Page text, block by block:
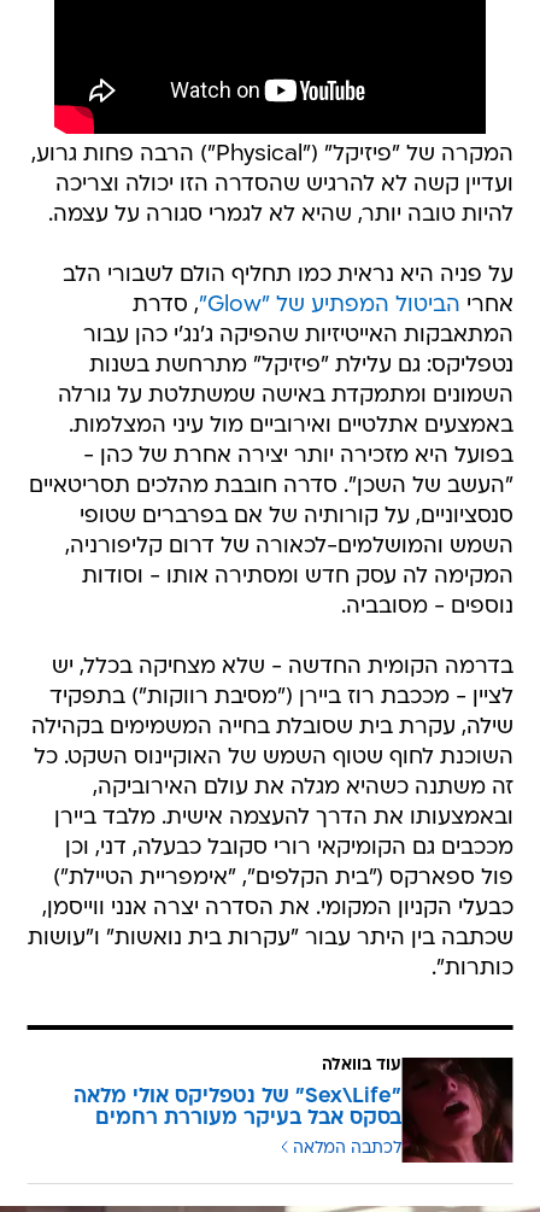
המקרה של "פיזיקל" ("Physical") הרבה פחות גרוע,
ועדיין קשה לא להרגיש שהסדרה הזו יכולה וצריכה
להיות טובה יותר, שהיא לא לגמרי סגורה על עצמה.
על פניה היא נראית כמו תחליף הולם לשבורי הלב
אחרי הביטול המפתיע של "Glow"
, סדרת
המתאבקות האייטיזיות שהפיקה ג'נג'י כהן עבור
נטפליקס: גם עלילת "פיזיקל" מתרחשת בשנות
השמונים ומתמקדת באישה שמשתלטת על גורלה
באמצעים אתלטיים ואירוביים מול עיני המצלמות.
בפועל היא מזכירה יותר יצירה אחרת של כהן -
"העשב של השכן". סדרה חובבת מהלכים תסריטאיים
סנסציוניים, על קורותיה של אם בפרברים שטופי
השמש והמושלמים-לכאורה של דרום קליפורניה,
המקימה לה עסק חדש ומסתירה אותו - וסודות
נוספים - מסובביה.
בדרמה הקומית החדשה - שלא מצחיקה בכלל, יש
לציין - מככבת רוז ביירן ("מסיבת רווקות") בתפקיד
שילה, עקרת בית שסובלת בחייה המשמימים בקהילה
השוכנת לחוף שטוף השמש של האוקיינוס השקט. כל
זה משתנה כשהיא מגלה את עולם האירוביקה,
ובאמצעותו את הדרך להעצמה אישית. מלבד ביירן
מככבים גם הקומיקאי רורי סקובל כבעלה, דני, וכן
פול ספארקס ("בית הקלפים", "אימפריית הטיילת")
כבעלי הקניון המקומי. את הסדרה יצרה אנני ווייסמן,
שכתבה בין היתר עבור "עקרות בית נואשות" ו"עושות
כותרות".
עוד בוואלה
"Sex\Life" של נטפליקס אולי מלאה
בסקס אבל בעיקר מעוררת רחמים
לכתבה המלאה